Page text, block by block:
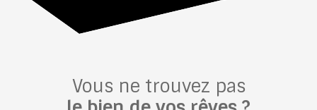
Vous ne trouvez pas